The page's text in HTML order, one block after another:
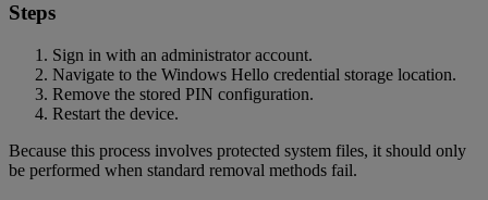
Steps
Sign in with an administrator account.
Navigate to the Windows Hello credential storage location.
Remove the stored PIN configuration.
Restart the device.
Because this process involves protected system files, it should only
be performed when standard removal methods fail.